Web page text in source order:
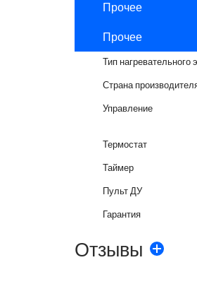
Прочее
Прочее
Тип нагревательного
Страна
Управление
Термостат
Таймер
Пульт ДУ
Гарантия
Отзывы